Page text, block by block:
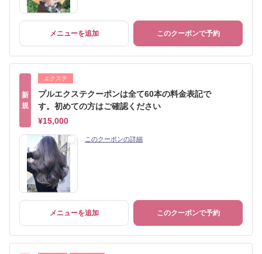
メニューを追加 このクーポンで予約
新
規
エクステ
プルエクステクーポンは全て60本の料金表記で
す。初めての方はご確認ください
¥15,000
このクーポンの詳細
メニューを追加 このクーポンで予約